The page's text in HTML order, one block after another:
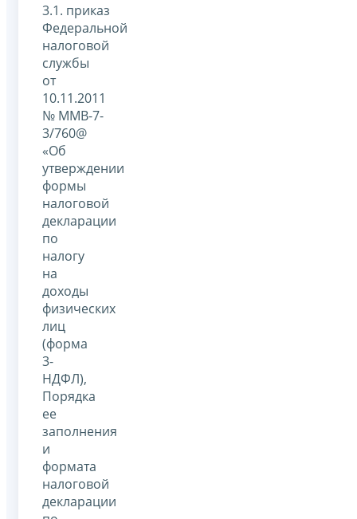
3.1. приказ
Федеральной
налоговой
службы
от
10.11.2011
№ ММВ-7-
3/760@
«Об
утверждении
формы
налоговой
декларации
по
налогу
на
доходы
физических
лиц
(форма
3-
НДФЛ),
Порядка
ее
заполнения
и
формата
налоговой
декларации